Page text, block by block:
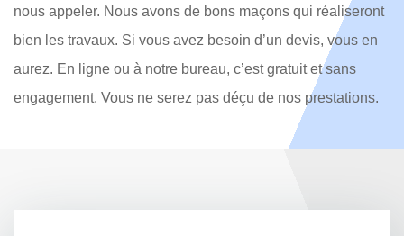
nous appeler. Nous avons de bons maçons qui réaliseront
bien les travaux. Si vous avez besoin d’un devis, vous en
aurez. En ligne ou à notre bureau, c’est gratuit et sans
engagement. Vous ne serez pas déçu de nos prestations.